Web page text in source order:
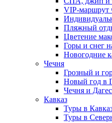
VIP-маршрут
Пляжный
Цветение
Горы и снег
Новогодние
Чечня
Грозный и
Новый год в
Чечня и
Кавказ
Туры в
Туры в